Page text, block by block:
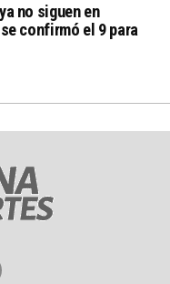
no siguen en
confirmó el 9 para